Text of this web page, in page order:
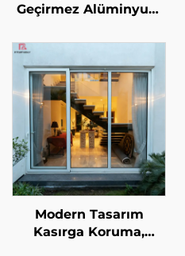
Geçirmez Alüminyum
Tavan Penceresi,
Aydınlatmalı Vila Otel
Çatı Penceresi Tavan
Penceresi
Modern Tasarım
Kasırga Koruma,